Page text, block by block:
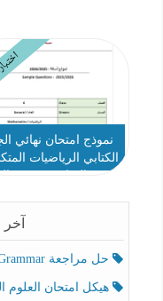
نموذج امتحان نهائي
الكتابي الرياضيات
حل مراجعة Grammar اللغة الإنجليزية الصف الخامس الفصل الثالث
هيكل امتحان العلوم